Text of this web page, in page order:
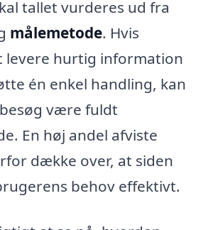
tallet vurderes ud fra
målemetode. Hvis
levere hurtig information
én enkel handling, kan
være fuldt
En høj andel afviste
dække over, at siden
behov effektivt.